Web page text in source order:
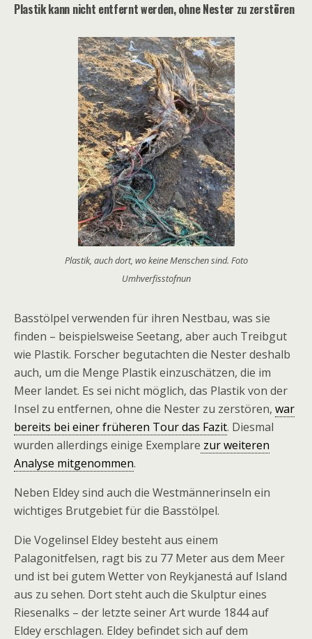
Plastik kann nicht entfernt werden, ohne Nester zu zerstören
Plastik, auch dort, wo keine Menschen sind. Foto
Umhverfisstofnun
Basstölpel verwenden für ihren Nestbau, was sie
finden – beispielsweise Seetang, aber auch Treibgut
wie Plastik. Forscher begutachten die Nester deshalb
auch, um die Menge Plastik einzuschätzen, die im
Meer landet. Es sei nicht möglich, das Plastik von der
Insel zu entfernen, ohne die Nester zu zerstören, war
bereits bei einer früheren Tour das Fazit. Diesmal
wurden allerdings einige Exemplare zur weiteren
Analyse mitgenommen.
Neben Eldey sind auch die Westmännerinseln ein
wichtiges Brutgebiet für die Basstölpel.
Die Vogelinsel Eldey besteht aus einem
Palagonitfelsen, ragt bis zu 77 Meter aus dem Meer
und ist bei gutem Wetter von Reykjanestá auf Island
aus zu sehen. Dort steht auch die Skulptur eines
Riesenalks – der letzte seiner Art wurde 1844 auf
Eldey erschlagen. Eldey befindet sich auf dem